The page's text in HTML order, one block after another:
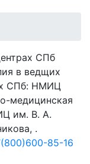
СПб
в ведщих
СПб: НМИЦ
медицинская
им. В. А.
.
85-16